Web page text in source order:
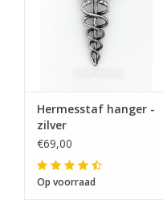
Hermesstaf hanger -
zilver
€69,00
Op voorraad